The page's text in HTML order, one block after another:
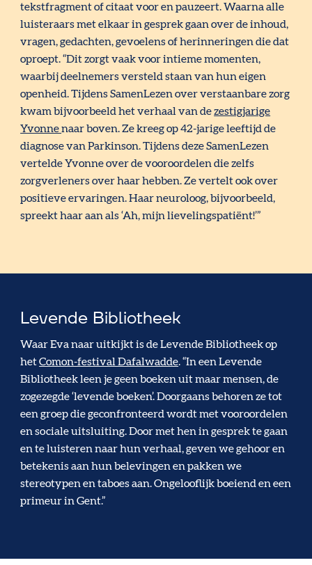
tekstfragment of citaat voor en pauzeert. Waarna alle
luisteraars met elkaar in gesprek gaan over de inhoud,
vragen, gedachten, gevoelens of herinneringen die dat
oproept. “Dit zorgt vaak voor intieme momenten,
waarbij deelnemers versteld staan van hun eigen
openheid. Tijdens SamenLezen over verstaanbare zorg
kwam bijvoorbeeld het verhaal van dezestigjarige
Yvonnenaar boven. Ze kreeg op 42-jarige leeftijd de
diagnose van Parkinson. Tijdens deze SamenLezen
vertelde Yvonne over de vooroordelen die zelfs
zorgverleners over haar hebben. Ze vertelt ook over
positieve ervaringen. Haar neuroloog, bijvoorbeeld,
spreekt haar aan als ‘Ah, mijn lievelingspatiënt!’”
Levende Bibliotheek
Waar Eva naar uitkijkt is de Levende Bibliotheek op
hetComon-festival Dafalwadde. “In een Levende
Bibliotheek leen je geen boeken uit maar mensen, de
zogezegde ‘levende boeken’. Doorgaans behoren ze tot
een groep die geconfronteerd wordt met vooroordelen
en sociale uitsluiting. Door met hen in gesprek te gaan
en te luisteren naar hun verhaal, geven we gehoor en
betekenis aan hun belevingen en pakken we
stereotypen en taboes aan. Ongelooflijk boeiend en een
primeur in Gent.”